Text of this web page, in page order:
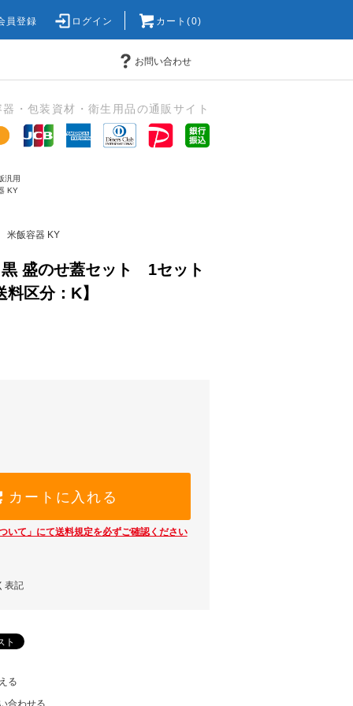
員登録 ログイン カート(0)
お問い合わせ
器・包装資材・衛生用品の通販サイト
汎用
KY
米飯容器 KY
盛のせ蓋セット 1セット
区分：K】
カートに入れる
いて」にて送料規定を必ずご確認ください
表記
る
合わせる